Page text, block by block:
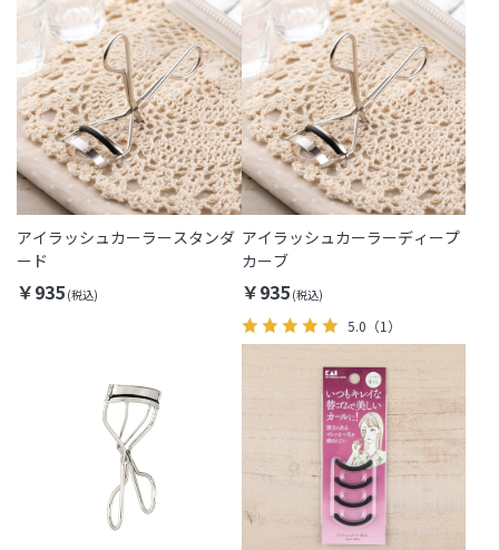
アイラッシュカーラースタンダ
ード
￥935
アイラッシュカーラーディープ
カーブ
￥935
5.0 （1）